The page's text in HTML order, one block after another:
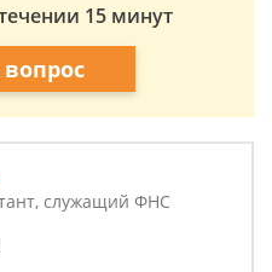
15 минут
служащий ФНС